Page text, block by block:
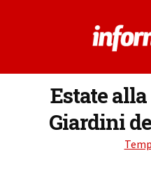
Estate
Giardini